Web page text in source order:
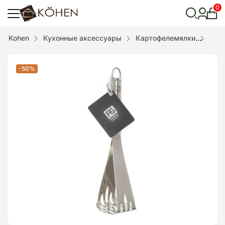
пошук
0
Kohen Кухонные аксессуары Картофелемялки
-50%